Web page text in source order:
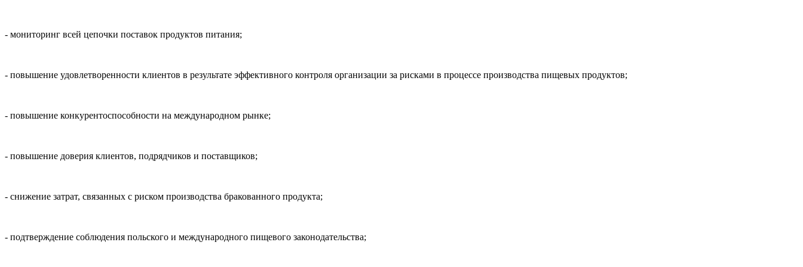
- мониторинг всей цепочки поставок продуктов питания;
- повышение удовлетворенности клиентов в результате эффективного контроля организации за рисками в процессе производства пищевых продуктов;
- повышение конкурентоспособности на международном рынке;
- повышение доверия клиентов, подрядчиков и поставщиков;
- снижение затрат, связанных с риском производства бракованного продукта;
- подтверждение соблюдения польского и международного пищевого законодательства;